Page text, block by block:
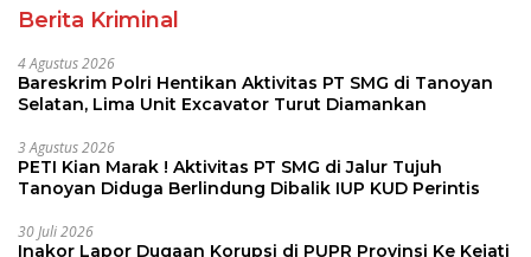
Berita Kriminal
4 Agustus 2026
Bareskrim Polri Hentikan Aktivitas PT SMG di Tanoyan
Selatan, Lima Unit Excavator Turut Diamankan
3 Agustus 2026
PETI Kian Marak ! Aktivitas PT SMG di Jalur Tujuh
Tanoyan Diduga Berlindung Dibalik IUP KUD Perintis
30 Juli 2026
Inakor Lapor Dugaan Korupsi di PUPR Provinsi Ke Kejati